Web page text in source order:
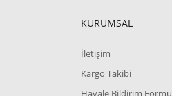
KURUMSAL
İletişim
Kargo Takibi
Havale Bildirim Formu